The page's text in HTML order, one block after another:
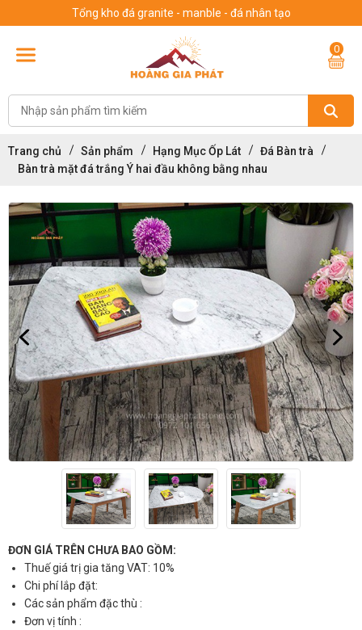
Tổng kho đá granite - manble - đá nhân tạo
0
Trang chủ Sản phẩm Hạng Mục Ốp Lát
Đá Bàn trà
Bàn trà mặt đá trắng Ý hai đầu không bằng nhau
ĐƠN GIÁ TRÊN CHƯA BAO GỒM:
Thuế giá trị gia tăng VAT: 10%
Chi phí lắp đặt:
Các sản phẩm đặc thù :
Đơn vị tính :